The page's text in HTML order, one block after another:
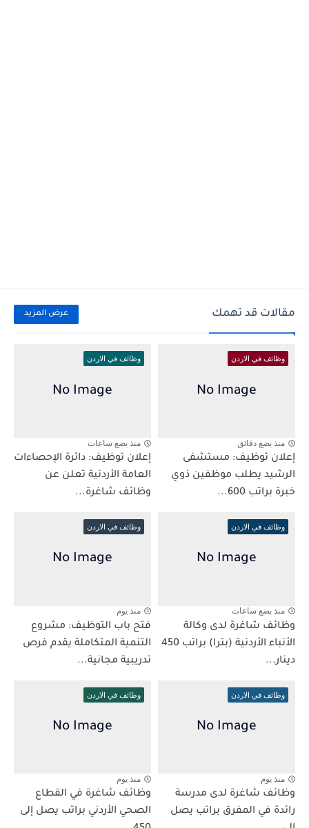
مقالات قد تهمك عرض المزيد
وظائف في الاردن
منذ بضع دقائق
إعلان توظيف: مستشفى
الرشيد يطلب موظفين ذوي
خبرة براتب 600...
وظائف في الاردن
منذ بضع ساعات
إعلان توظيف: دائرة الإحصاءات
العامة الأردنية تعلن عن
وظائف شاغرة...
وظائف في الاردن
منذ بضع ساعات
وظائف شاغرة لدى وكالة
الأنباء الأردنية (بترا) براتب 450
دينار...
وظائف في الاردن
منذ يوم
فتح باب التوظيف: مشروع
التنمية المتكاملة يقدم فرص
تدريبية مجانية...
وظائف في الاردن
منذ يوم
وظائف شاغرة لدى مدرسة
رائدة في المفرق براتب يصل
وظائف في الاردن
منذ يوم
وظائف شاغرة في القطاع
الصحي الأردني براتب يصل إلى